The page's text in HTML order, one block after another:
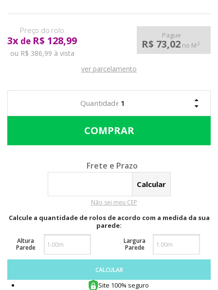
3x de R$ 128,99
ou R$ 386,99 à vista
Pague
R$ 73,02 no M2
ver parcelamento
Calcular o Frete
Não sei meu CEP
Calcule a quantidade de rolos de acordo com a medida da sua
parede:
Altura
Parede
Largura
Parede
CALCULAR
Site 100% seguro